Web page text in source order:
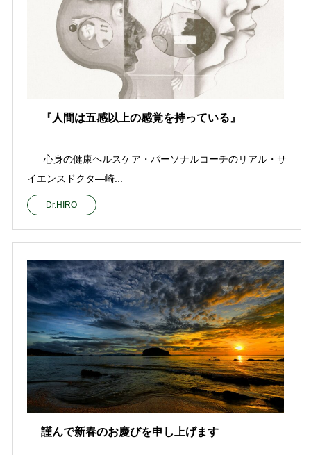
『人間は五感以上の感覚を持っている』
心身の健康ヘルスケア・パーソナルコーチのリアル・サ
イエンスドクタ—崎...
Dr.HIRO
謹んで新春のお慶びを申し上げます